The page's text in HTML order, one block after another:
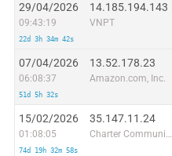
29/04/2026
09:43:19
22d 3h 34m 42s
14.185.194.143
VNPT
07/04/2026
06:08:37
51d 5h 32s
13.52.178.23
Amazon.com, Inc.
15/02/2026
01:08:05
74d 19h 32m 58s
35.147.11.24
Charter Communications